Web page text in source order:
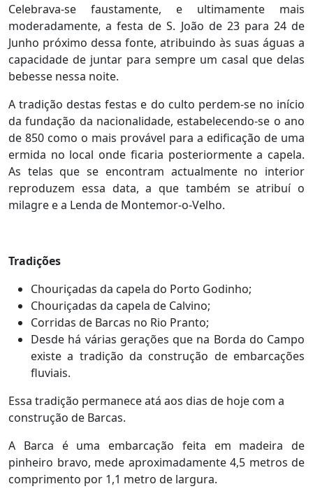
Celebrava-se faustamente, e ultimamente mais
moderadamente, a festa de S. João de 23 para 24 de
Junho próximo dessa fonte, atribuindo às suas águas a
capacidade de juntar para sempre um casal que delas
bebesse nessa noite.
A tradição destas festas e do culto perdem-se no início
da fundação da nacionalidade, estabelecendo-se o ano
de 850 como o mais provável para a edificação de uma
ermida no local onde ficaria posteriormente a capela.
As telas que se encontram actualmente no interior
reproduzem essa data, a que também se atribuí o
milagre e a Lenda de Montemor-o-Velho.
Tradições
Chouriçadas da capela do Porto Godinho;
Chouriçadas da capela de Calvino;
Corridas de Barcas no Rio Pranto;
Desde há várias gerações que na Borda do Campo
existe a tradição da construção de embarcações
fluviais.
Essa tradição permanece atá aos dias de hoje com a
construção de Barcas.
A Barca é uma embarcação feita em madeira de
pinheiro bravo, mede aproximadamente 4,5 metros de
comprimento por 1,1 metro de largura.